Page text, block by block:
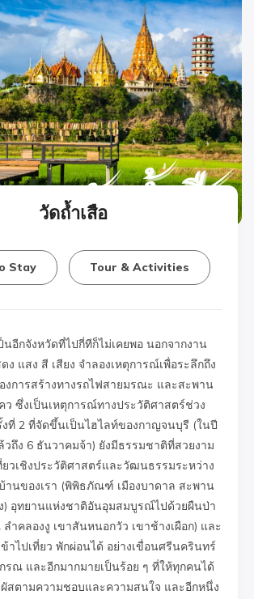
วัดถ้ำเสือ
Stay Tour & Activities
อีกจังหวัดที่ไปกี่ทีก็ไม่เคยพอ นอกจากงาน
แสง สี เสียง จำลองเหตุการณ์เพื่อระลึกถึง
การสร้างทางรถไฟสายมรณะ และสะพาน
ซึ่งเป็นเหตุการณ์ทางประวัติศาสตร์ช่วง
งที่ 2 ที่จัดขึ้นเป็นไฮไลท์ของกาญจนบุรี (ในปี
วถึง 6 ธันวาคมจ้า) ยังมีธรรมชาติที่สวยงาม
ยวเชิงประวัติศาสตร์และวัฒนธรรมระหว่าง
านของเรา (พิพิธภัณฑ์ เมืองบาดาล สะพาน
) อุทยานแห่งชาติอันอุมสมบูรณ์ไปด้วยผืนป่า
ำคลองงู เขาสันหนอกวัว เขาช้างเผือก) และ
าไปเที่ยว พักผ่อนได้ อย่างเขื่อนศรีนครินทร์
รณ และอีกมากมายเป็นร้อย ๆ ที่ให้ทุกคนได้
สตามความชอบและความสนใจ และอีกหนึ่ง